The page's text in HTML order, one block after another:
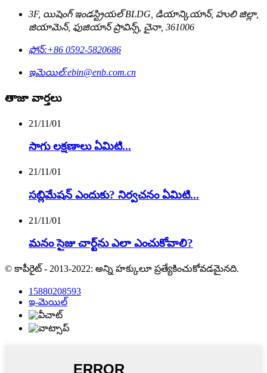
3F, యిషెంగ్ ఇండస్ట్రియల్ BLDG, డియాన్కియాన్, హులి జిల్లా,
జియామెన్, ఫుజియాన్ ప్రావిన్స్, చైనా, 361006
ఫోన్:+86 0592-5820686
ఇమెయిల్:ebin@enb.com.cn
తాజా వార్తలు
21/11/01
సాగు లక్షణాలు ఏమిటి...
21/11/01
సబ్లిమేషన్ ఎందుకు? నిర్వచనం ఏమిటి...
21/11/01
మనం సైజు చార్ట్‌ను ఎలా ఎంచుకోవాలి?
© కాపీరైట్ - 2013-2022: అన్ని హక్కులూ ప్రత్యేకించుకోవడమైనది.
15880208593
ఇ-మెయిల్